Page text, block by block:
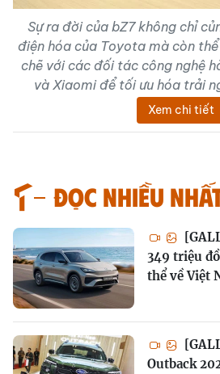
Sự ra đời của bZ7 không chỉ
điện hóa của Toyota mà còn
chẽ với các đối tác công nghệ
và Xiaomi để tối ưu hóa trải
Xem chi tiết
Đọc nhiều
349 triệu
thể về Việt
Outback